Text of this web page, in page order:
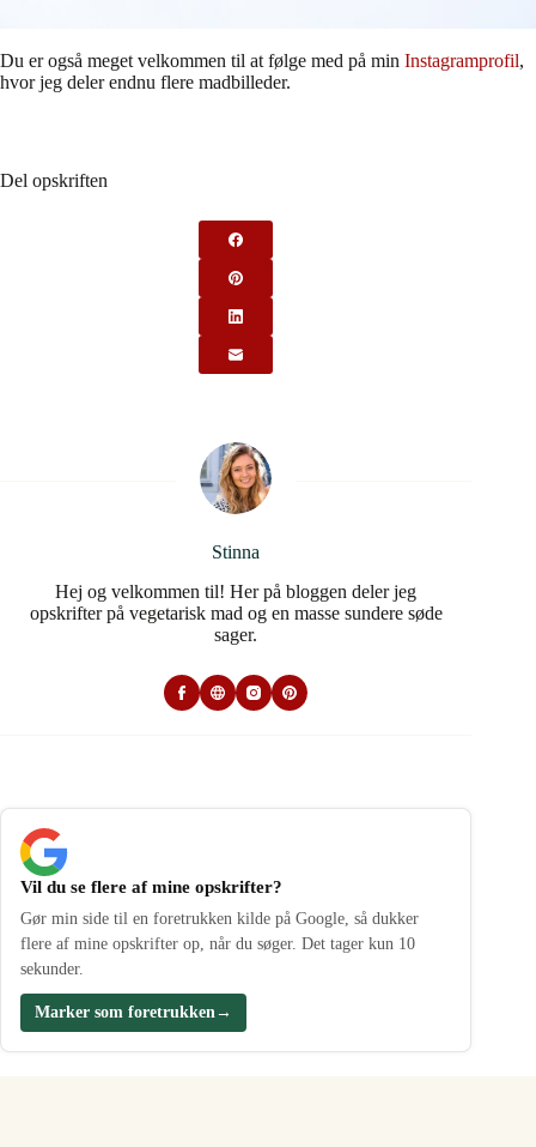
Du er også meget velkommen til at følge med på min Instagramprofil,
hvor jeg deler endnu flere madbilleder.
Del opskriften
Stinna
Hej og velkommen til! Her på bloggen deler jeg
opskrifter på vegetarisk mad og en masse sundere søde
sager.
Vil du se flere af mine opskrifter?
Gør min side til en foretrukken kilde på Google, så dukker
flere af mine opskrifter op, når du søger. Det tager kun 10
sekunder.
Marker som foretrukken→